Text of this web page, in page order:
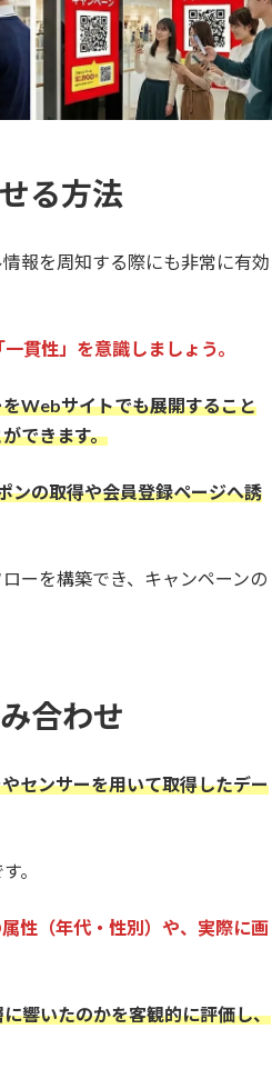
る方法
報を周知する際にも非常に有効
貫性」を意識しましょう。
Webサイトでも展開すること
できます。
ンの取得や会員登録ページへ誘
ーを構築でき、キャンペーンの
合わせ
センサーを用いて取得したデー
。
性（年代・性別）や、実際に画
響いたのかを客観的に評価し、